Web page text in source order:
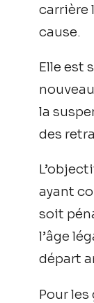
carrière
cause.
Elle est
la
des
ayant
soit
l’âge
départ
Pour